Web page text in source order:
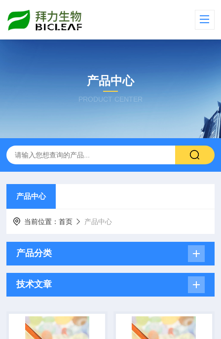
产品中心
PRODUCT CENTER
产品中心
当前位置：首页 产品中心
产品分类
技术文章